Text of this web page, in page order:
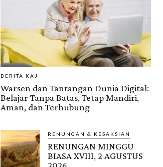
BERITA KAJ
Warsen dan Tantangan Dunia Digital:
Belajar Tanpa Batas, Tetap Mandiri,
Aman, dan Terhubung
RENUNGAN & KESAKSIAN
RENUNGAN MINGGU
BIASA XVIII, 2 AGUSTUS